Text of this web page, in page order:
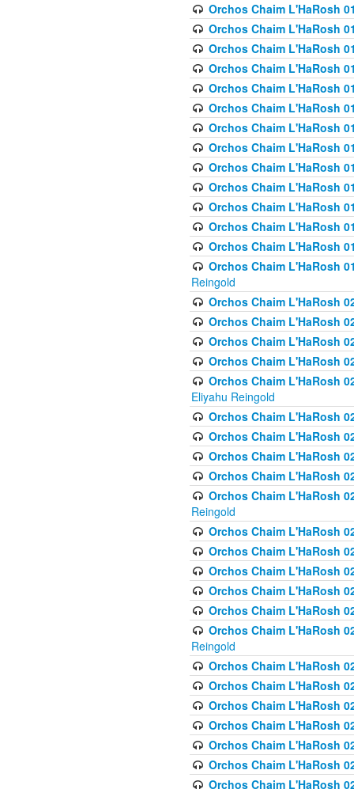
Orchos Chaim L'HaRosh
Orchos Chaim L'HaRosh
Orchos Chaim L'HaRosh
Orchos Chaim L'HaRosh
Orchos Chaim L'HaRosh
Orchos Chaim L'HaRosh
Orchos Chaim L'HaRosh
Orchos Chaim L'HaRosh
Orchos Chaim L'HaRosh
Orchos Chaim L'HaRosh
Orchos Chaim L'HaRosh
Orchos Chaim L'HaRosh
Orchos Chaim L'HaRosh
Orchos Chaim L'HaRosh
Reingold
Orchos Chaim L'HaRosh
Orchos Chaim L'HaRosh
Orchos Chaim L'HaRosh
Orchos Chaim L'HaRosh
Orchos Chaim L'HaRosh
Eliyahu Reingold
Orchos Chaim L'HaRosh
Orchos Chaim L'HaRosh
Orchos Chaim L'HaRosh
Orchos Chaim L'HaRosh
Orchos Chaim L'HaRosh
Reingold
Orchos Chaim L'HaRosh
Orchos Chaim L'HaRosh
Orchos Chaim L'HaRosh
Orchos Chaim L'HaRosh
Orchos Chaim L'HaRosh
Orchos Chaim L'HaRosh
Reingold
Orchos Chaim L'HaRosh
Orchos Chaim L'HaRosh
Orchos Chaim L'HaRosh
Orchos Chaim L'HaRosh
Orchos Chaim L'HaRosh
Orchos Chaim L'HaRosh
Orchos Chaim L'HaRosh